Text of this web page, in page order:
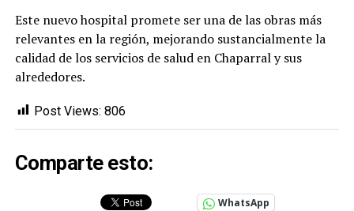
Este nuevo hospital promete ser una de las obras más
relevantes en la región, mejorando sustancialmente la
calidad de los servicios de salud en Chaparral y sus
alrededores.
Post Views: 806
Comparte esto:
WhatsApp